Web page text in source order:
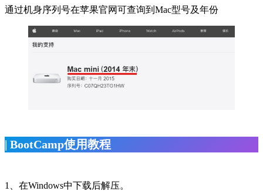
通过机身序列号在苹果官网可查询到Mac型号及年份
| BootCamp使用教程
1、在Windows中下载后解压。